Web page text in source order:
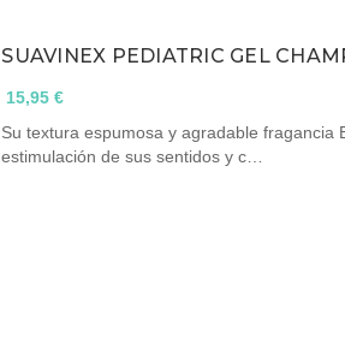
SUAVINEX PEDIATRIC GEL
15,95 €
Su textura espumosa y agradable fragancia
estimulación de sus sentidos y c…